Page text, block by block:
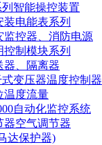
智能操控装置
装电能表系列
监控器、消防电源
控制模块系列
器、隔离器
变压器温度控制器
温度流量
自动化监控系统
器空气调节器
达保护器)